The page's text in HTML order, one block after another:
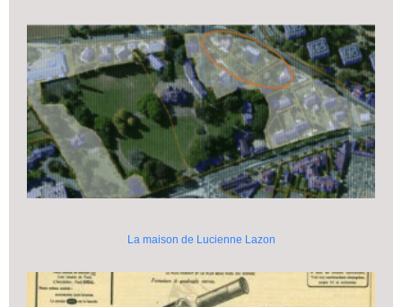
La maison de Lucienne Lazon